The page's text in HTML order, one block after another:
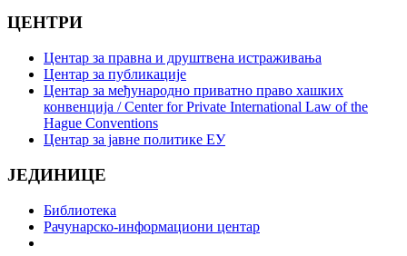
ЦЕНТРИ
Центар за правна и друштвена истраживања
Центар за публикације
Центар за међународно приватно право хашких
конвенција / Center for Private International Law of the
Hague Conventions
Центар за јавне политике ЕУ
ЈЕДИНИЦЕ
Библиотека
Рачунарско-информациони центар